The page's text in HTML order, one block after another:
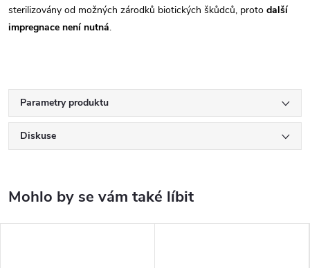
sterilizovány od možných zárodků biotických škůdců, proto další
impregnace není nutná.
Parametry produktu
Diskuse